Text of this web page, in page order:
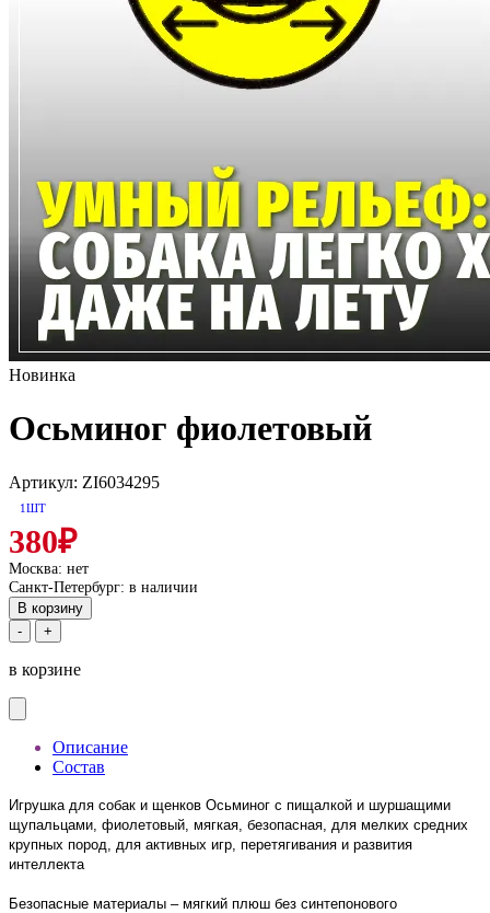
Новинка
Осьминог фиолетовый
Артикул: ZI6034295
1ШТ
380₽
Москва: нет
Санкт-Петербург: в наличии
В корзину
-
+
в корзине
Описание
Состав
Игрушка для собак и щенков Осьминог с пищалкой и шуршащими
щупальцами, фиолетовый, мягкая, безопасная, для мелких средних
крупных пород, для активных игр, перетягивания и развития
интеллекта
Безопасные материалы – мягкий плюш без синтепонового